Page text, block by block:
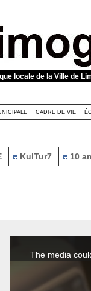
locale de la Ville de
CADRE DE VIE
KulTur7 10